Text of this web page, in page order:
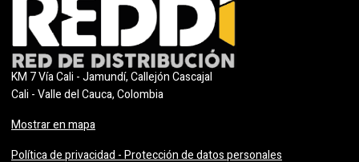
KM 7 Vía Cali - Jamundí, Callejón Cascajal
Cali - Valle del Cauca, Colombia
Mostrar en mapa
Política de privacidad - Protección de datos personales